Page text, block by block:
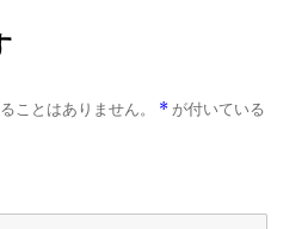
ことはありません。 * が付いている